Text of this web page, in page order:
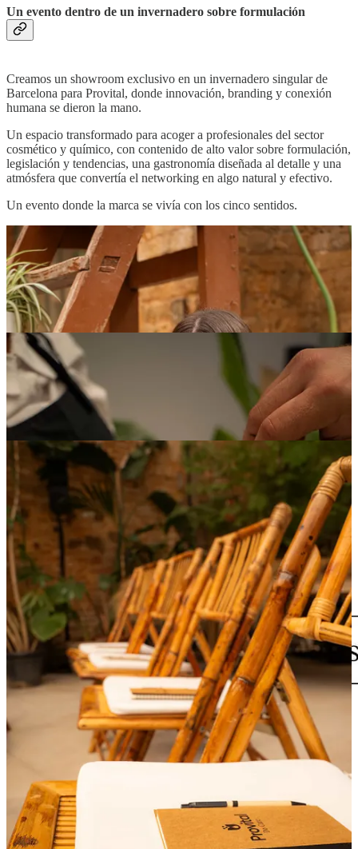
Un evento dentro de un invernadero sobre formulación
Creamos un showroom exclusivo en un invernadero singular de
Barcelona para Provital, donde innovación, branding y conexión
humana se dieron la mano.
Un espacio transformado para acoger a profesionales del sector
cosmético y químico, con contenido de alto valor sobre formulación,
legislación y tendencias, una gastronomía diseñada al detalle y una
atmósfera que convertía el networking en algo natural y efectivo.
Un evento donde la marca se vivía con los cinco sentidos.
Descubre nuestros proyectos
“No se trata de tener la respuesta correcta. Se trata de no morir con
la pregunta.”
Adaptado de Buda
Compartir